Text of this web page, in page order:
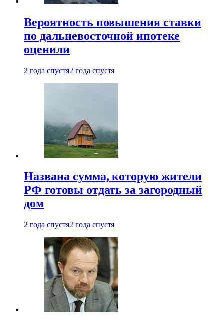
Вероятность повышения ставки
по дальневосточной ипотеке
оценили
2 года спустя2 года спустя
Названа сумма, которую жители
РФ готовы отдать за загородный
дом
2 года спустя2 года спустя